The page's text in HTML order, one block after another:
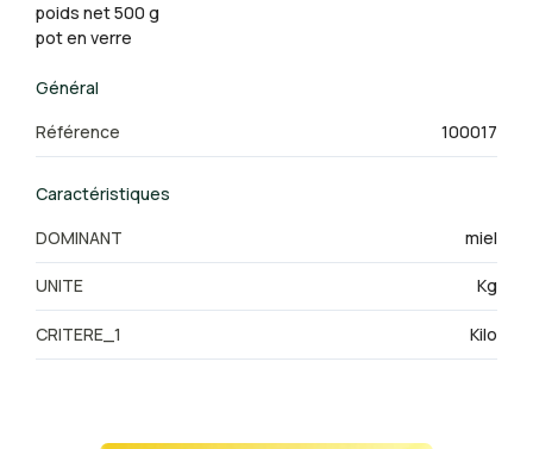
poids net 500 g
pot en verre
Général
Référence
100017
Caractéristiques
DOMINANT
miel
UNITE Kg
CRITERE_1 Kilo